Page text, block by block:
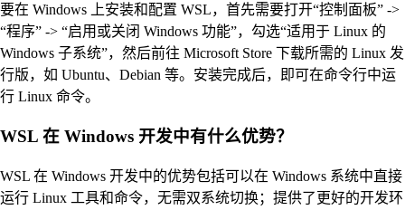
要在 Windows 上安装和配置 WSL，首先需要打开“控制面板” ->
“程序” -> “启用或关闭 Windows 功能”，勾选“适用于 Linux 的
Windows 子系统”，然后前往 Microsoft Store 下载所需的 Linux 发
行版，如 Ubuntu、Debian 等。安装完成后，即可在命令行中运
行 Linux 命令。
WSL 在 Windows 开发中有什么优势？
WSL 在 Windows 开发中的优势包括可以在 Windows 系统中直接
运行 Linux 工具和命令，无需双系统切换；提供了更好的开发环